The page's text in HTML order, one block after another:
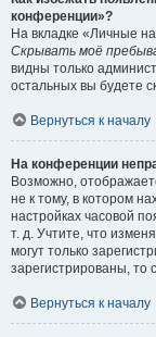
конференции»?
На вкладке «Личные
Скрывать моё
видны только
остальных вы будете
Вернуться к началу
На конференции
Возможно,
не к тому, в котором
настройках часовой
т. д. Учтите, что
могут только
зарегистрированы, то
Вернуться к началу